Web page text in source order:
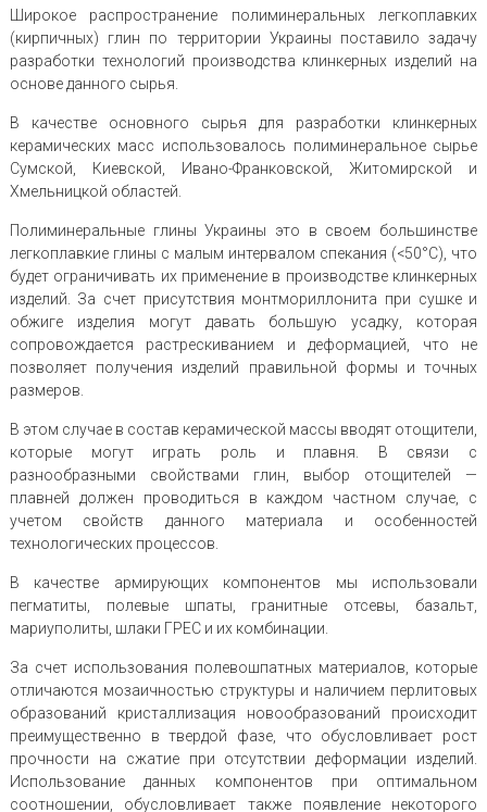
Широкое распространение полиминеральных легкоплавких
(кирпичных) глин по территории Украины поставило задачу
разработки технологий производства клинкерных изделий на
основе данного сырья.
В качестве основного сырья для разработки клинкерных
керамических масс использовалось полиминеральное сырье
Сумской, Киевской, Ивано-Франковской, Житомирской и
Хмельницкой областей.
Полиминеральные глины Украины это в своем большинстве
легкоплавкие глины с малым интервалом спекания (<50°С), что
будет ограничивать их применение в производстве клинкерных
изделий. За счет присутствия монтмориллонита при сушке и
обжиге изделия могут давать большую усадку, которая
сопровождается растрескиванием и деформацией, что не
позволяет получения изделий правильной формы и точных
размеров.
В этом случае в состав керамической массы вводят отощители,
которые могут играть роль и плавня. В связи с
разнообразными свойствами глин, выбор отощителей —
плавней должен проводиться в каждом частном случае, с
учетом свойств данного материала и особенностей
технологических процессов.
В качестве армирующих компонентов мы использовали
пегматиты, полевые шпаты, гранитные отсевы, базальт,
мариуполиты, шлаки ГРЕС и их комбинации.
За счет использования полевошпатных материалов, которые
отличаются мозаичностью структуры и наличием перлитовых
образований кристаллизация новообразований происходит
преимущественно в твердой фазе, что обусловливает рост
прочности на сжатие при отсутствии деформации изделий.
Использование данных компонентов при оптимальном
соотношении, обусловливает также появление некоторого